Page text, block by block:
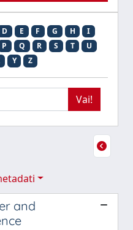
D E F G H
I
P Q R S T
U
Y Z
and